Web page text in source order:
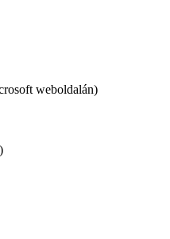
weboldalán)